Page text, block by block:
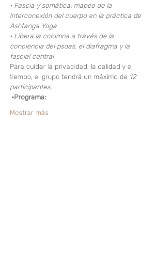
· Fascia y somática: mapeo de la
interconexión del cuerpo en la práctica de
Ashtanga Yoga
· Libera la columna a través de la
conciencia del psoas, el diafragma y la
fascial central
Para cuidar la privacidad, la calidad y el
tiempo, el grupo tendrá un máximo de 12
participantes.
·Programa:
Mostrar más